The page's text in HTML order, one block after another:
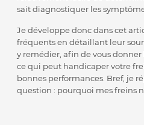
sait diagnostiquer les
Je développe donc dans cet
fréquents en détaillant leur
y remédier, afin de vous
ce qui peut handicaper votre
bonnes performances. Bref, je
question : pourquoi mes freins